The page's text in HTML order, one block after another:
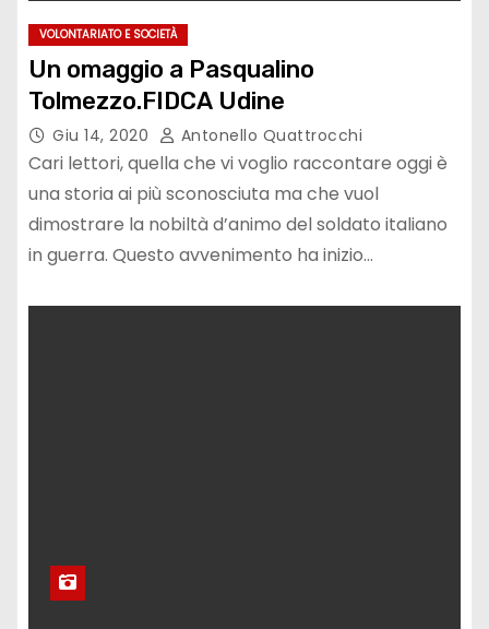
VOLONTARIATO E SOCIETÀ
Un omaggio a Pasqualino
Tolmezzo.FIDCA Udine
Giu 14, 2020 Antonello Quattrocchi
Cari lettori, quella che vi voglio raccontare oggi è
una storia ai più sconosciuta ma che vuol
dimostrare la nobiltà d’animo del soldato italiano
in guerra. Questo avvenimento ha inizio…